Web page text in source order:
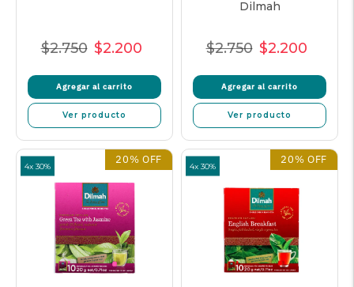
Precio
$2.750 Precio
oferta
$2.200
Agregar al carrito
Ver producto
Dilmah
Precio
$2.750 Precio
oferta
$2.200
Agregar al carrito
Ver producto
4x 30% 20% OFF 4x 30% 20% OFF